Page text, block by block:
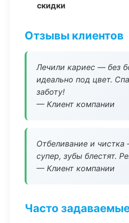
скидки
Отзывы клиентов
Лечили кариес — без
идеально под цвет.
заботу!
— Клиент компании
Отбеливание и чистка
супер, зубы блестят.
— Клиент компании
Часто